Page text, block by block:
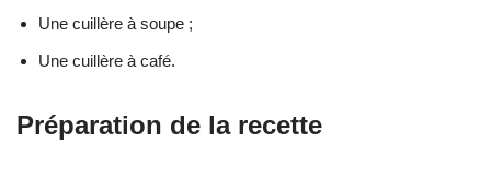
Une cuillère à soupe ;
Une cuillère à café.
Préparation de la recette